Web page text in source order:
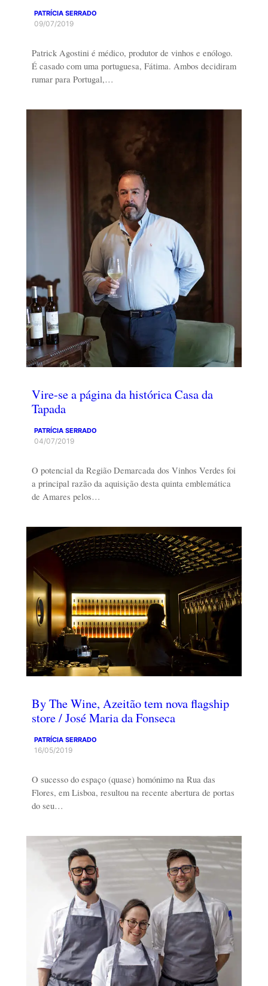
PATRÍCIA SERRADO
09/07/2019
Patrick Agostini é médico, produtor de vinhos e enólogo.
É casado com uma portuguesa, Fátima. Ambos decidiram
rumar para Portugal,…
Vire-se a página da histórica Casa da
Tapada
PATRÍCIA SERRADO
04/07/2019
O potencial da Região Demarcada dos Vinhos Verdes foi
a principal razão da aquisição desta quinta emblemática
de Amares pelos…
By The Wine, Azeitão tem nova flagship
store / José Maria da Fonseca
PATRÍCIA SERRADO
16/05/2019
O sucesso do espaço (quase) homónimo na Rua das
Flores, em Lisboa, resultou na recente abertura de portas
do seu…